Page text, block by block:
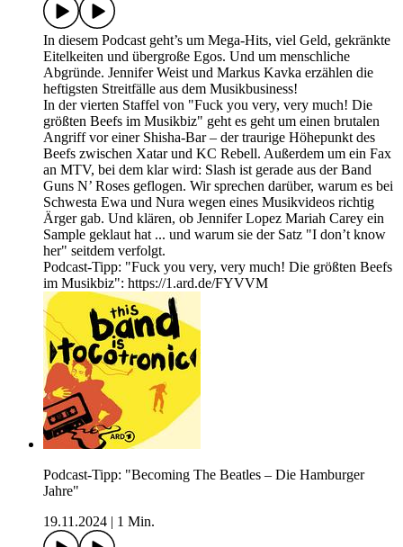
In diesem Podcast geht’s um Mega-Hits, viel Geld, gekränkte
Eitelkeiten und übergroße Egos. Und um menschliche
Abgründe. Jennifer Weist und Markus Kavka erzählen die
heftigsten Streitfälle aus dem Musikbusiness!
In der vierten Staffel von "Fuck you very, very much! Die
größten Beefs im Musikbiz" geht es geht um einen brutalen
Angriff vor einer Shisha-Bar – der traurige Höhepunkt des
Beefs zwischen Xatar und KC Rebell. Außerdem um ein Fax
an MTV, bei dem klar wird: Slash ist gerade aus der Band
Guns N’ Roses geflogen. Wir sprechen darüber, warum es bei
Schwesta Ewa und Nura wegen eines Musikvideos richtig
Ärger gab. Und klären, ob Jennifer Lopez Mariah Carey ein
Sample geklaut hat ... und warum sie der Satz "I don’t know
her" seitdem verfolgt.
Podcast-Tipp: "Fuck you very, very much! Die größten Beefs
im Musikbiz": https://1.ard.de/FYVVM
Podcast-Tipp: "Becoming The Beatles – Die Hamburger
Jahre"
19.11.2024
1 Min.